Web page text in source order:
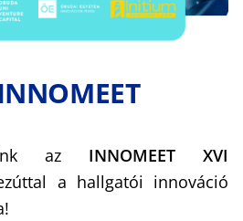
az INNOMEET XVI
a hallgatói innováció